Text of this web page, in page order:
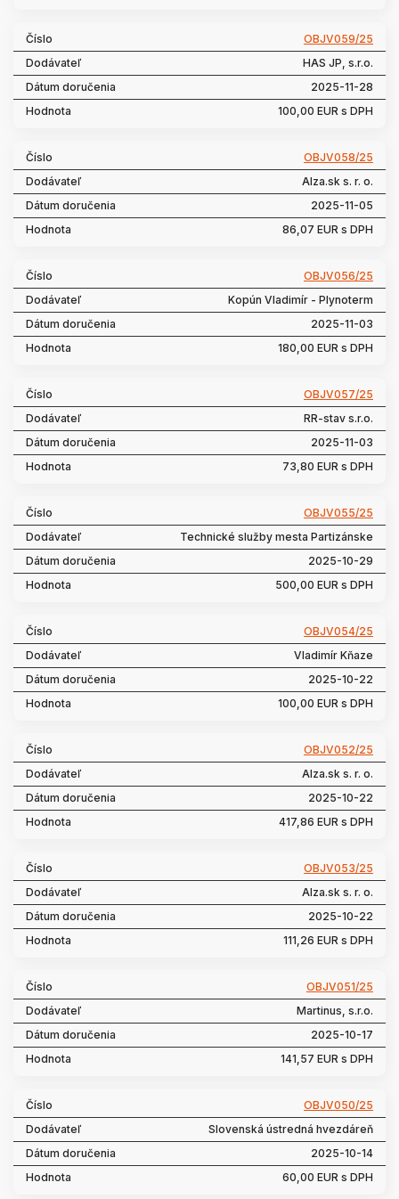
OBJV059/25
HAS JP, s.r.o.
2025-11-28
100,00 EUR s DPH
OBJV058/25
Alza.sk s. r. o.
2025-11-05
86,07 EUR s DPH
OBJV056/25
Kopún Vladimír - Plynoterm
2025-11-03
180,00 EUR s DPH
OBJV057/25
RR-stav s.r.o.
2025-11-03
73,80 EUR s DPH
OBJV055/25
Technické služby mesta Partizánske
2025-10-29
500,00 EUR s DPH
OBJV054/25
Vladimír Kňaze
2025-10-22
100,00 EUR s DPH
OBJV052/25
Alza.sk s. r. o.
2025-10-22
417,86 EUR s DPH
OBJV053/25
Alza.sk s. r. o.
2025-10-22
111,26 EUR s DPH
OBJV051/25
Martinus, s.r.o.
2025-10-17
141,57 EUR s DPH
OBJV050/25
Slovenská ústredná hvezdáreň
2025-10-14
60,00 EUR s DPH